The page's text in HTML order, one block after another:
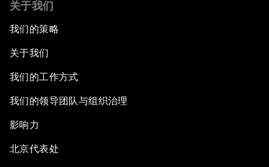
关于我们
我们的策略
关于我们
我们的工作方式
我们的领导团队与组织治理
影响力
北京代表处